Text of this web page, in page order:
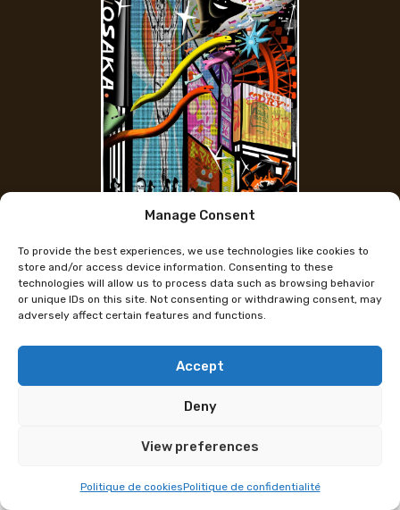
Manage Consent
To provide the best experiences, we use technologies like cookies to
store and/or access device information. Consenting to these
technologies will allow us to process data such as browsing behavior
or unique IDs on this site. Not consenting or withdrawing consent, may
adversely affect certain features and functions.
Accept
Deny
View preferences
Politique de cookiesPolitique de confidentialité
Michael Furler
Michael Furler est un illustrateur et auteur de bande
dessinée originaire de Berne, en Suisse. Il réalise la
Helenaet crée de nombreux comics
petits et grands. En 2024, son roman graphique
a été traduit en français par Atrabile
première œuvre de bande dessinée suisse.
Programme sous réserve de modification